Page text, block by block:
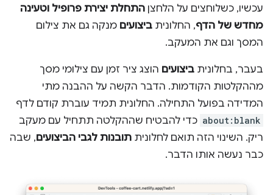
עכשיו, כשלוחצים על הלחצן התחלת יצירת פרופיל וטעינה
מחדש של הדף, החלונית ביצועים מנקה גם את צילום
המסך וגם את המעקב.
בעבר, בחלונית ביצועים הוצג ציר זמן עם צילומי מסך
מההקלטות הקודמות. הדבר הקשה על ההבנה מתי
המדידה בפועל התחילה. החלונית תמיד עוברת קודם לדף
about:blank כדי להבטיח שההקלטה תתחיל עם מעקב
ריק. השינוי הזה תואם לחלונית תובנות לגבי הביצועים, שבה
כבר נעשה אותו הדבר.